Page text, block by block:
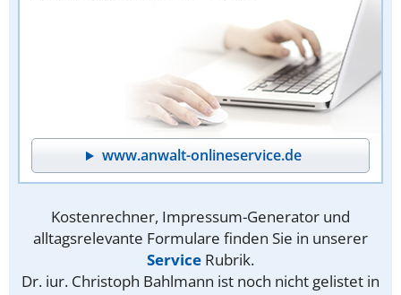
www.anwalt-onlineservice.de
Kostenrechner, Impressum-Generator und
alltagsrelevante Formulare finden Sie in unserer
Service Rubrik.
Dr. iur. Christoph Bahlmann ist noch nicht gelistet in